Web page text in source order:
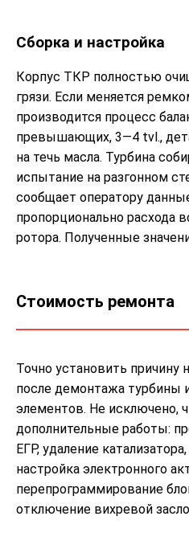
Сборка и настройка
Корпус ТКР полностью
грязи. Если меняется
производится процесс
превышающих, 3—4 tvl.,
на течь масла. Турбина
испытание на разгонном
сообщает оператору
пропорционально расхода
ротора. Полученные
Стоимость ремонта
Точно установить
после демонтажа турбины
элементов. Не исключено,
дополнительные работы:
ЕГР, удаление
настройка электронного
перепрограммирование
отключение вихревой